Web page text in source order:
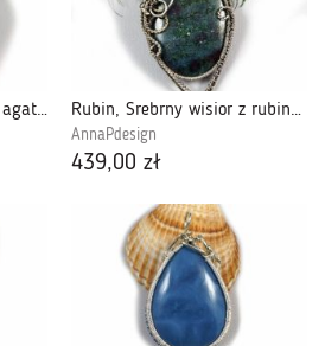
Agat, miedziany wisior z agatem czerwonym Rubin, Srebrny wisior z rubinem w kyanicie
AnnaPdesign
439,00 zł